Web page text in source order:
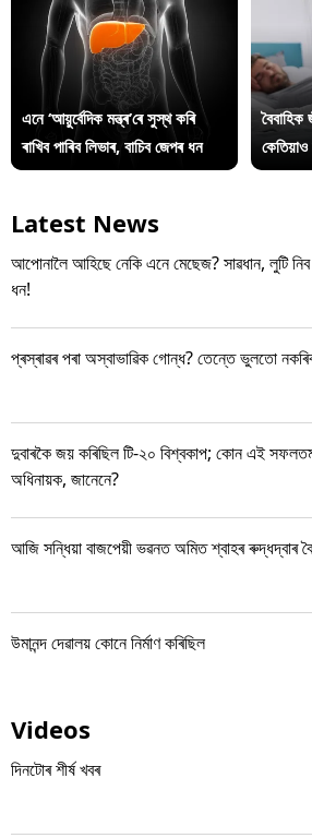
এনে ‘আয়ুৰ্বেদিক মন্ত্ৰ’ৰে সুস্থ কৰি
ৰাখিব পাৰিব লিভাৰ, বাচিব জেপৰ ধন
Latest News
আপোনালৈ আহিছে নেকি এনে মেছেজ? সাৱধান, লুটি
ধন!
প্ৰস্ৰাৱৰ পৰা অস্বাভাৱিক গোন্ধ? তেন্তে ভুলতো
দুবাৰকৈ জয় কৰিছিল টি-২০ বিশ্বকাপ; কোন এই
অধিনায়ক, জানেনে?
আজি সন্ধিয়া বাজপেয়ী ভৱনত অমিত শ্বাহৰ ৰুদ্ধদ্বাৰ
উমানন্দ দেৱালয় কোনে নিৰ্মাণ কৰিছিল
Videos
দিনটোৰ শীৰ্ষ খবৰ